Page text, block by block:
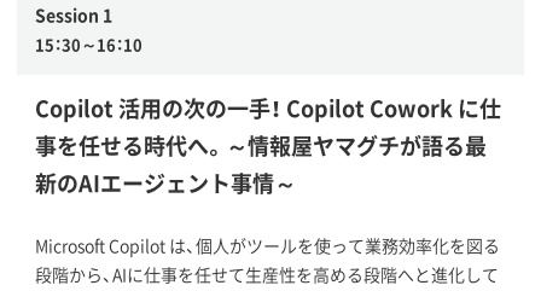
Session 1
15：30～16：10
Copilot 活用の次の一手！ Copilot Cowork に仕
事を任せる時代へ。～情報屋ヤマグチが語る最
新のAIエージェント事情～
Microsoft Copilot は、個人がツールを使って業務効率化を図る
段階から、AIに仕事を任せて生産性を高める段階へと進化して